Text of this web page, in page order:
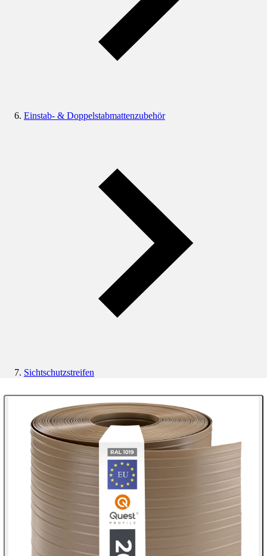
Einstab- & Doppelstabmattenzubehör
Sichtschutzstreifen